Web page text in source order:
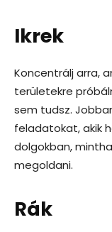
Ikrek
Koncentrálj arra,
területekre
sem tudsz.
feladatokat, akik
dolgokban,
megoldani.
Rák